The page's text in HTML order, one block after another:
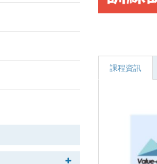
課程資訊